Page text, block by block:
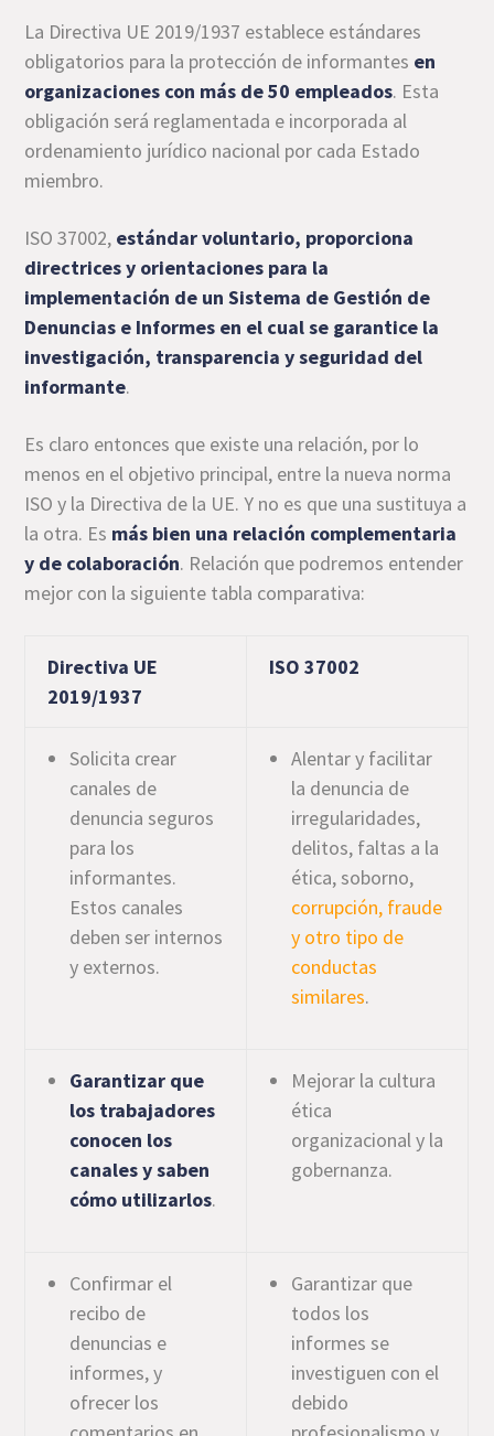
La Directiva UE 2019/1937 establece estándares
obligatorios para la protección de informantes en
organizaciones con más de 50 empleados. Esta
obligación será reglamentada e incorporada al
ordenamiento jurídico nacional por cada Estado
miembro.
ISO 37002, estándar voluntario, proporciona
directrices y orientaciones para la
implementación de un Sistema de Gestión de
Denuncias e Informes en el cual se garantice la
investigación, transparencia y seguridad del
informante.
Es claro entonces que existe una relación, por lo
menos en el objetivo principal, entre la nueva norma
ISO y la Directiva de la UE. Y no es que una sustituya a
la otra. Es más bien una relación complementaria
y de colaboración. Relación que podremos entender
mejor con la siguiente tabla comparativa:
Directiva UE
2019/1937
ISO 37002
Solicita crear
canales de
denuncia seguros
para los
informantes.
Estos canales
deben ser internos
y externos.
Alentar y facilitar
la denuncia de
irregularidades,
delitos, faltas a la
ética, soborno,
corrupción, fraude
y otro tipo de
conductas
similares.
Garantizar que
los trabajadores
conocen los
canales y saben
cómo utilizarlos.
Mejorar la cultura
ética
organizacional y la
gobernanza.
Confirmar el
recibo de
denuncias e
informes, y
ofrecer los
Garantizar que
todos los
informes se
investiguen con el
debido